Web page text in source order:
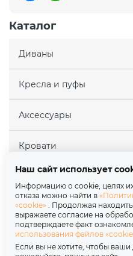
Каталог
Диваны
Кресла и пуфы
Аксессуары
Кровати
Покупателям
Партнерам
Наш сайт использует
Информацию о cookie, целях
отказа можно найти в
«cookie» . Продолжая
выражаете согласие на
подтверждаете факт
использования файлов
Если вы не хотите, чтобы